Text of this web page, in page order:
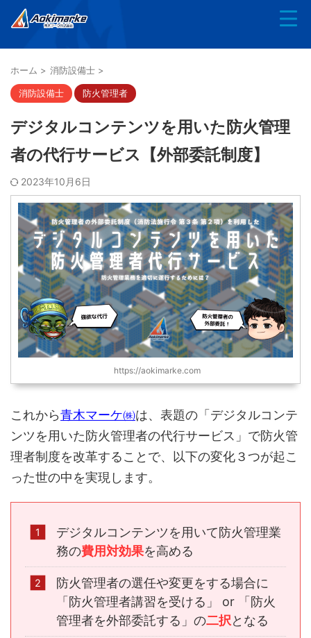
ホーム > 消防設備士 >
消防設備士 防火管理者
デジタルコンテンツを用いた防火管理
者の代行サービス【外部委託制度】
2023年10月6日
https://aokimarke.com
これから青木マーケ㈱は、表題の「デジタルコンテ
ンツを用いた防火管理者の代行サービス」で防火管
理者制度を改革することで、以下の変化３つが起こ
った世の中を実現します。
デジタルコンテンツを用いて防火管理業
務の費用対効果を高める
防火管理者の選任や変更をする場合に
「防火管理者講習を受ける」 or 「防火
管理者を外部委託する」の二択となる